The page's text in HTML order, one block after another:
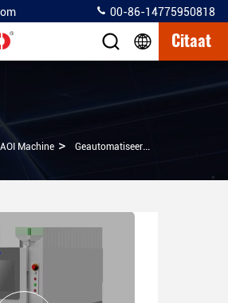
00-86-14775950818
Citaat
Machine > Geautomatiseerde Optische Inspectie 3D AOI Machine Windows 10 Systeem